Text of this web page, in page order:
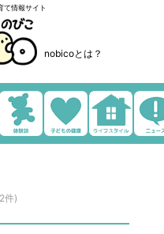
て情報サイト
nobicoとは？
件)